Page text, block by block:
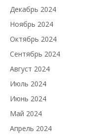
Декабрь 2024
Ноябрь 2024
Октябрь 2024
Сентябрь 2024
Август 2024
Июль 2024
Июнь 2024
Май 2024
Апрель 2024